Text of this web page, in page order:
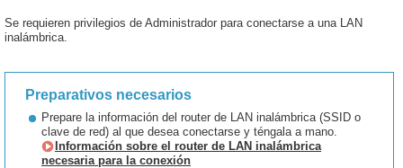
Se requieren privilegios de Administrador para conectarse a una LAN
inalámbrica.
Preparativos necesarios
Prepare la información del router de LAN inalámbrica (SSID o
clave de red) al que desea conectarse y téngala a mano.
Información sobre el router de LAN inalámbrica
necesaria para la conexión